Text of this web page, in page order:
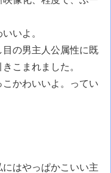
いよ。
の男主人公属性に既
こまれました。
かわいいよ。
ってい
にはやっぱかこいい主